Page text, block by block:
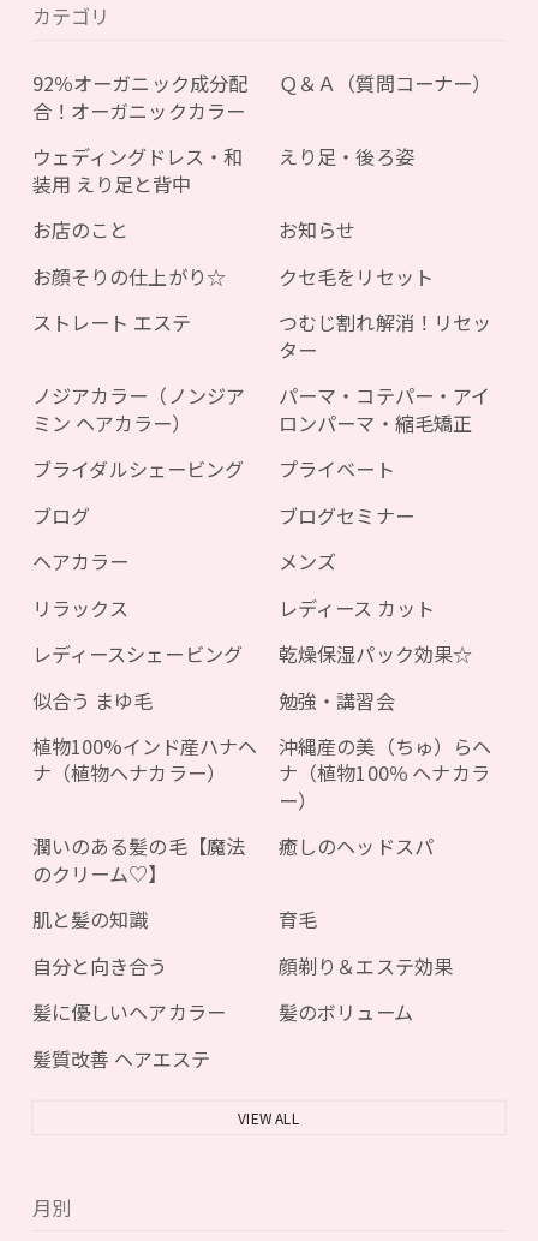
カテゴリ
92％オーガニック成分配
合！オーガニックカラー
Ｑ＆Ａ（質問コーナー）
ウェディングドレス・和
装用 えり足と背中
えり足・後ろ姿
お店のこと
お知らせ
お顔そりの仕上がり☆
クセ毛をリセット
ストレート エステ
つむじ割れ解消！リセッ
ター
ノジアカラー（ノンジア
ミン ヘアカラー）
パーマ・コテパー・アイ
ロンパーマ・縮毛矯正
ブライダルシェービング
プライベート
ブログ
ブログセミナー
ヘアカラー
メンズ
リラックス
レディース カット
レディースシェービング
乾燥保湿パック効果☆
似合う まゆ毛
勉強・講習会
植物100%インド産ハナヘ
ナ（植物ヘナカラー）
沖縄産の美（ちゅ）らヘ
ナ（植物100％ ヘナカラ
ー）
潤いのある髪の毛【魔法
のクリーム♡】
癒しのヘッドスパ
肌と髪の知識
育毛
自分と向き合う
顔剃り＆エステ効果
髪に優しいヘアカラー
髪のボリューム
髪質改善 ヘアエステ
VIEW ALL
月別